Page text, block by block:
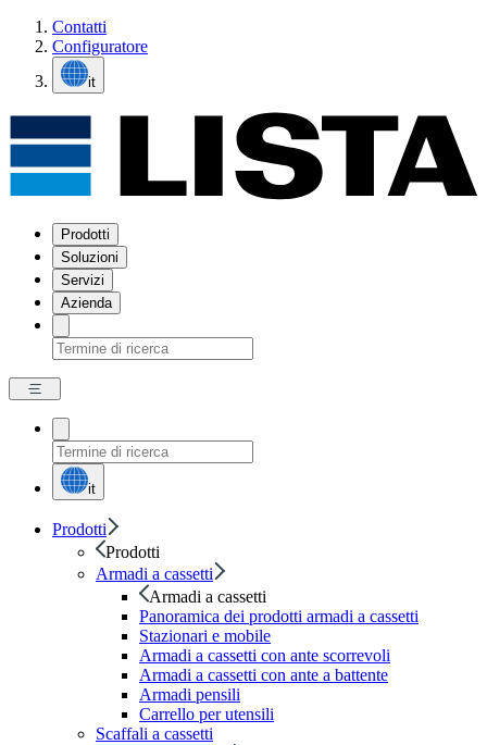
Contatti
Configuratore
it
Prodotti
Soluzioni
Servizi
Azienda
it
Prodotti
Prodotti
Armadi a cassetti
Armadi a cassetti
Panoramica dei prodotti armadi a cassetti
Stazionari e mobile
Armadi a cassetti con ante scorrevoli
Armadi a cassetti con ante a battente
Armadi pensili
Carrello per utensili
Scaffali a cassetti